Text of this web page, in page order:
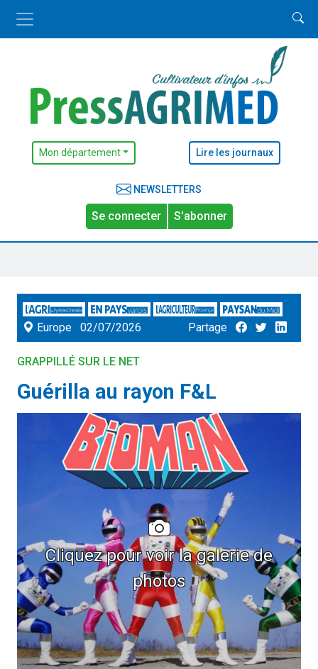
Mon département Lire les journaux
NEWSLETTERS
Se connecter S'abonner
Europe 02/07/2026 Partage
GRAPPILLÉ SUR LE NET
Guérilla au rayon F&L
Cliquez pour voir la galerie de
photos